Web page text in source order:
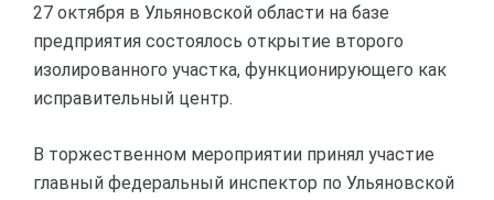
27 октября в Ульяновской области на базе
предприятия состоялось открытие второго
изолированного участка, функционирующего как
исправительный центр.
В торжественном мероприятии принял участие
главный федеральный инспектор по Ульяновской